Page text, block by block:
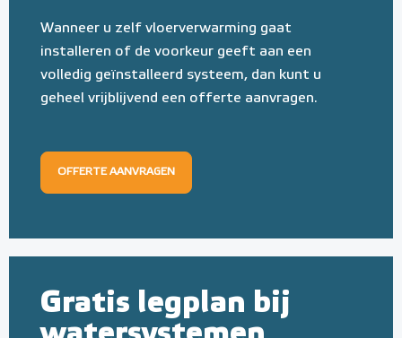
Wanneer u zelf vloerverwarming gaat
installeren of de voorkeur geeft aan een
volledig geïnstalleerd systeem, dan kunt u
geheel vrijblijvend een offerte aanvragen.
OFFERTE AANVRAGEN
Gratis legplan bij